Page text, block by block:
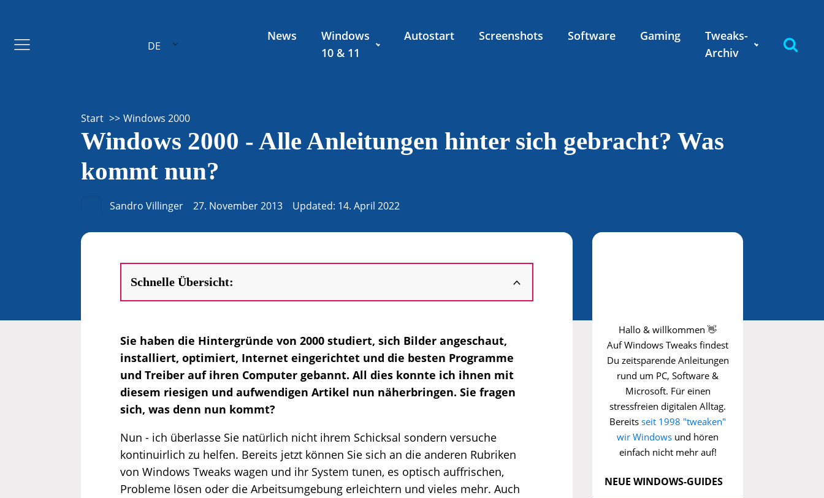
DE
News
Windows
10 & 11
Autostart Screenshots Software Gaming
Tweaks-
Archiv
Start Windows 2000
Windows 2000 - Alle Anleitungen hinter sich gebracht? Was
kommt nun?
Sandro Villinger 27. November 2013 Updated: 14. April 2022
Schnelle Übersicht:
Sie haben die Hintergründe von 2000 studiert, sich Bilder angeschaut,
installiert, optimiert, Internet eingerichtet und die besten Programme
und Treiber auf ihren Computer gebannt. All dies konnte ich ihnen mit
diesem riesigen und aufwendigen Artikel nun näherbringen. Sie fragen
sich, was denn nun kommt?
Nun - ich überlasse Sie natürlich nicht ihrem Schicksal sondern versuche
kontinuirlich zu helfen. Bereits jetzt können Sie sich an die anderen Rubriken
von Windows Tweaks wagen und ihr System tunen, es optisch auffrischen,
Probleme lösen oder die Arbeitsumgebung erleichtern und vieles mehr. Auch
Hallo & willkommen 👋
Auf Windows Tweaks findest
Du zeitsparende Anleitungen
rund um PC, Software &
Microsoft. Für einen
stressfreien digitalen Alltag.
Bereits seit 1998 "tweaken"
wir Windows und hören
einfach nicht mehr auf!
NEUE WINDOWS-GUIDES